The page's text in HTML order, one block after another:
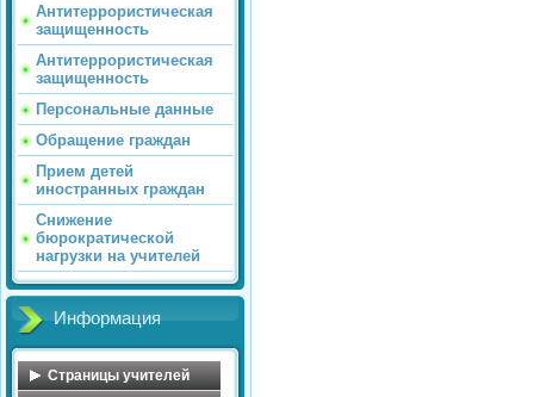
Антитеррористическая
защищенность
Антитеррористическая
защищенность
Персональные данные
Обращение граждан
Прием детей
иностранных граждан
Снижение
бюрократической
нагрузки на учителей
Информация
Страницы учителей